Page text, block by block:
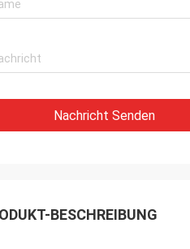
Nachricht Senden
BESCHREIBUNG